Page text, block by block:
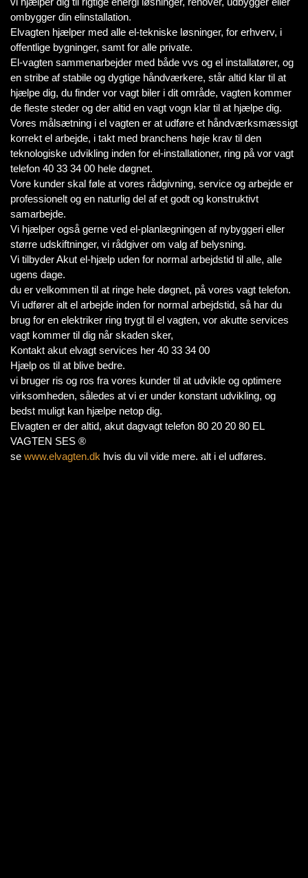
ombygger din elinstallation.
Elvagten hjælper med alle el-tekniske løsninger, for erhverv, i
offentlige bygninger, samt for alle private.
El-vagten sammenarbejder med både vvs og el installatører, og
en stribe af stabile og dygtige håndværkere, står altid klar til at
hjælpe dig, du finder vor vagt biler i dit område, vagten kommer
de fleste steder og der altid en vagt vogn klar til at hjælpe dig.
Vores målsætning i el vagten er at udføre et håndværksmæssigt
korrekt el arbejde, i takt med branchens høje krav til den
teknologiske udvikling inden for el-installationer, ring på vor vagt
telefon 40 33 34 00 hele døgnet.
Vore kunder skal føle at vores rådgivning, service og arbejde er
professionelt og en naturlig del af et godt og konstruktivt
samarbejde.
Vi hjælper også gerne ved el-planlægningen af nybyggeri eller
større udskiftninger, vi rådgiver om valg af belysning.
Vi tilbyder Akut el-hjælp uden for normal arbejdstid til alle, alle
ugens dage.
du er velkommen til at ringe hele døgnet, på vores vagt telefon.
Vi udfører alt el arbejde inden for normal arbejdstid, så har du
brug for en elektriker ring trygt til el vagten, vor akutte services
vagt kommer til dig når skaden sker,
Kontakt akut elvagt services her 40 33 34 00
Hjælp os til at blive bedre.
vi bruger ris og ros fra vores kunder til at udvikle og optimere
virksomheden, således at vi er under konstant udvikling, og
bedst muligt kan hjælpe netop dig.
Elvagten er der altid, akut dagvagt telefon 80 20 20 80 EL
VAGTEN SES ®
se www.elvagten.dk hvis du vil vide mere. alt i el udføres.